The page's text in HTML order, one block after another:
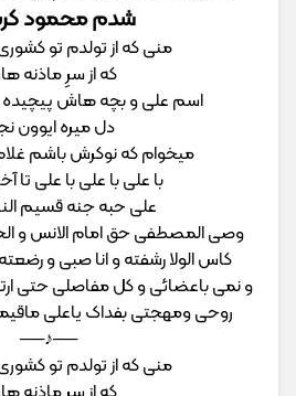
شدم محمود
منی که از تولدم تو
که از سرِ ماذنه
اسم علی و بچه هاش
دل میره ایوون
میخوام که نوکرش باشم
با علی با علی با علی
علی حبه جنه قسیم
وصی المصطفی حق امام الانس و
کاس الولا رشفته و انا صبی و
و نمی باعضائی و کل مفاصلی حتی
روحی ومهجتی بفداک یاعلی
──♪──
منی که از تولدم تو